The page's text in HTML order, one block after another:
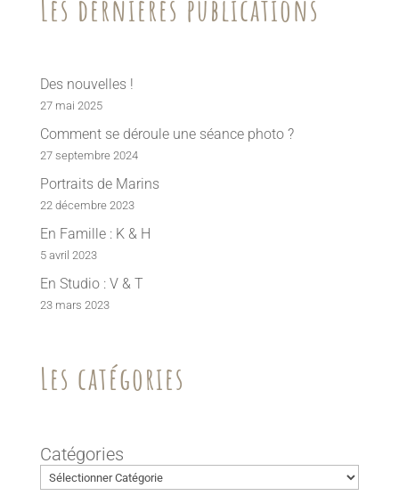
Les dernières publications
Des nouvelles !
27 mai 2025
Comment se déroule une séance photo ?
27 septembre 2024
Portraits de Marins
22 décembre 2023
En Famille : K & H
5 avril 2023
En Studio : V & T
23 mars 2023
Les catégories
Catégories